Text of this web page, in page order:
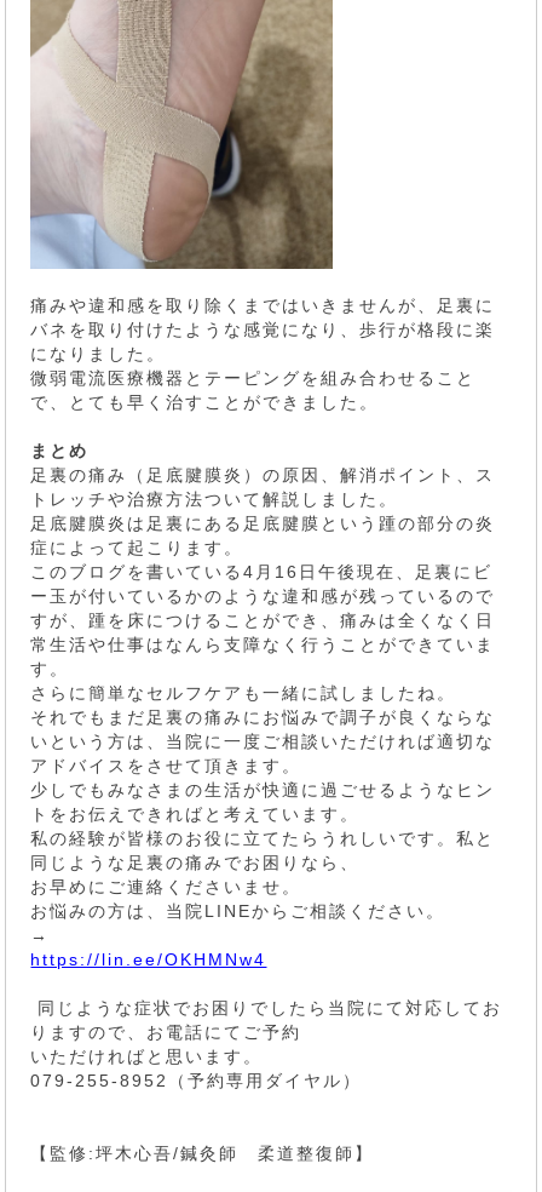
痛みや違和感を取り除くまではいきませんが、足裏に
バネを取り付けたような感覚になり、歩行が格段に楽
になりました。
微弱電流医療機器とテーピングを組み合わせること
で、とても早く治すことができました。
まとめ
足裏の痛み（足底腱膜炎）の原因、解消ポイント、ス
トレッチや治療方法ついて解説しました。
足底腱膜炎は足裏にある足底腱膜という踵の部分の炎
症によって起こります。
このブログを書いている4月16日午後現在、足裏にビ
ー玉が付いているかのような違和感が残っているので
すが、踵を床につけることができ、痛みは全くなく日
常生活や仕事はなんら支障なく行うことができていま
す。
さらに簡単なセルフケアも一緒に試しましたね。
それでもまだ足裏の痛みにお悩みで調子が良くならな
いという方は、当院に一度ご相談いただければ適切な
アドバイスをさせて頂きます。
少しでもみなさまの生活が快適に過ごせるようなヒン
トをお伝えできればと考えています。
私の経験が皆様のお役に立てたらうれしいです。私と
同じような足裏の痛みでお困りなら、
お早めにご連絡くださいませ。
お悩みの方は、当院LINEからご相談ください。
→
https://lin.ee/OKHMNw4
同じような症状でお困りでしたら当院にて対応してお
りますので、お電話にてご予約
いただければと思います。
079-255-8952（予約専用ダイヤル）
【監修:坪木心吾/鍼灸師 柔道整復師】